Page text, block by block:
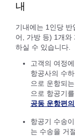
내
기내에는 1인당
어, 가방 등) 1개와
하실 수 있습니다.
고객의 여정
항공사의 수
으로 운항되
으로 항공기
공동 운항편
항공기 수송
는 수송을 거